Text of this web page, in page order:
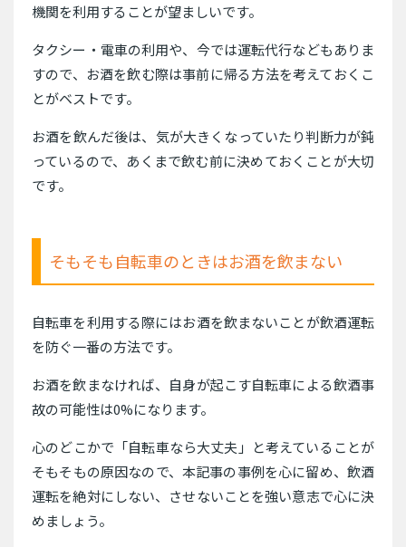
機関を利用することが望ましいです。
タクシー・電車の利用や、今では運転代行などもありま
すので、お酒を飲む際は事前に帰る方法を考えておくこ
とがベストです。
お酒を飲んだ後は、気が大きくなっていたり判断力が鈍
っているので、あくまで飲む前に決めておくことが大切
です。
そもそも自転車のときはお酒を飲まない
自転車を利用する際にはお酒を飲まないことが飲酒運転
を防ぐ一番の方法です。
お酒を飲まなければ、自身が起こす自転車による飲酒事
故の可能性は0%になります。
心のどこかで「自転車なら大丈夫」と考えていることが
そもそもの原因なので、本記事の事例を心に留め、飲酒
運転を絶対にしない、させないことを強い意志で心に決
めましょう。